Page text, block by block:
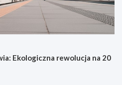
Ekologiczna rewolucja na 20